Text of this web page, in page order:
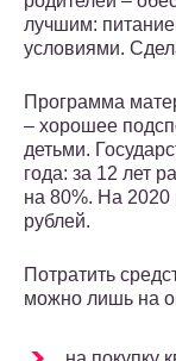
лучшим:
условиями.
Программа
– хорошее
детьми.
года: за 12 лет
на 80%. На 2020
рублей.
Потратить
можно лишь на